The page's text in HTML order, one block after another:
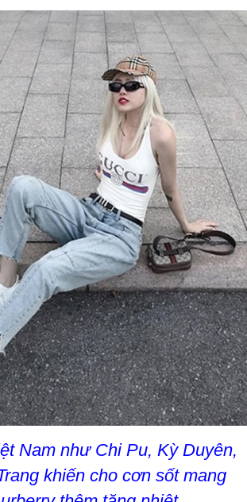
Nam như Chi Pu, Kỳ Duyên,
khiến cho cơn sốt mang